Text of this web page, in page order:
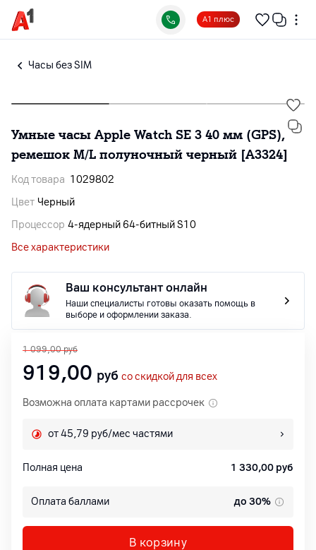
А1 плюс
Часы без SIM
Умные часы Apple Watch SE 3 40 мм (GPS),
ремешок M/L полуночный черный [A3324]
Код товара 1029802
Цвет Черный
Процессор 4-ядерный 64‑битный S10
Все характеристики
Ваш консультант онлайн
Наши специалисты готовы оказать помощь в
выборе и оформлении заказа.
1 099,00 руб
919,00 руб со скидкой для всех
Возможна оплата картами рассрочек
от 45,79 руб/мес частями
Полная цена 1 330,00 руб
Оплата баллами до 30%
В корзину